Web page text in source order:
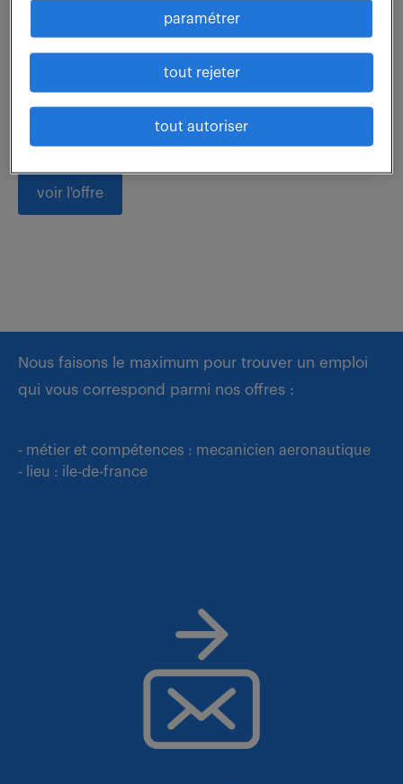
Prêt(e) à relever les défis techniques passionnants
comme Technicien de réparation (F/H) ? Vous serez
responsable du diagnostic, de la réparation et du test
d'actionneurs aéronautiques au sein...
voir l'offre
Nous faisons le maximum pour trouver un emploi
qui vous correspond parmi nos offres :
- métier et compétences : mecanicien aeronautique
- lieu : ile-de-france
paramétrer
tout rejeter
tout autoriser